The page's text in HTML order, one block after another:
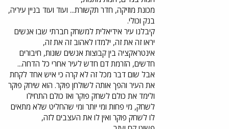
מכונת מוזיקה, חדר תקשורת... ועוד ועוד בניין עיריה,
בנק וכולי.
קיבלנו עיר אידיאלית למשחק חברתי שבו אנשים
יראו זה את זה, ילמדו לאהוב זה את זה,
אינטראקציה בין קבוצות אנשים שונות, חיבורים
חדשים, הזרמת דם חדש לעיר אחרי כל הדחה...
אבל שום דבר מכל זה לא קרה כי איש אחד לקחת
את העיר והפך אותה לשולחן פוקר. הוא שיחק פוקר
ולימד את כולם לשחק פוקר ואז כולם התחילו
לשחק, מי פחות ומי יותר ומי שהחליט שלא מתאים
לו לשחק פוקר ואין לו את העצבים לזה,